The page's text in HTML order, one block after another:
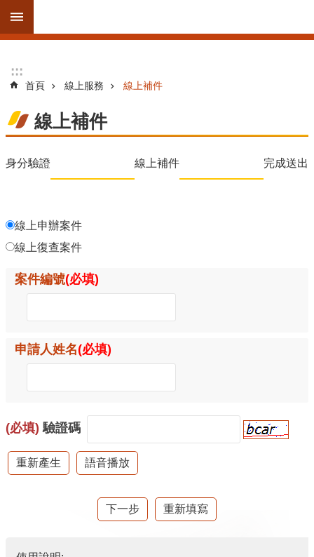
跳到主要內容區塊
階
搜
訊
告
線
服
見
民
務
:::
:::
首頁 線上服務 線上補件
線上補件
身分驗證 線上補件 完成送出
線上申辦案件
線上復查案件
案件編號(必填)
申請人姓名(必填)
(必填) 驗證碼